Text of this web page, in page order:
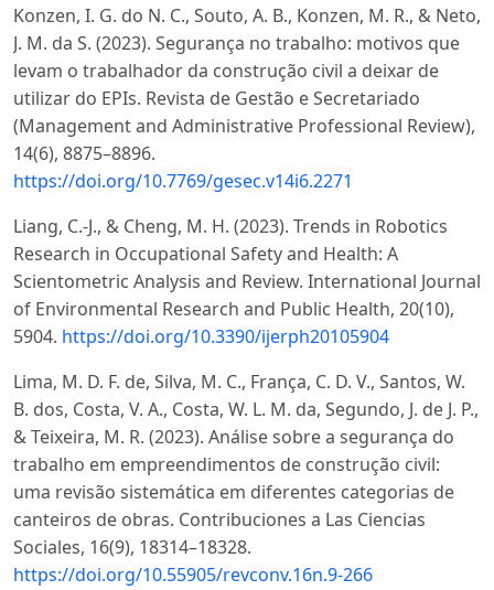
Konzen, I. G. do N. C., Souto, A. B., Konzen, M. R., & Neto,
J. M. da S. (2023). Segurança no trabalho: motivos que
levam o trabalhador da construção civil a deixar de
utilizar do EPIs. Revista de Gestão e Secretariado
(Management and Administrative Professional Review),
14(6), 8875–8896.
https://doi.org/10.7769/gesec.v14i6.2271
Liang, C.-J., & Cheng, M. H. (2023). Trends in Robotics
Research in Occupational Safety and Health: A
Scientometric Analysis and Review. International Journal
of Environmental Research and Public Health, 20(10),
5904. https://doi.org/10.3390/ijerph20105904
Lima, M. D. F. de, Silva, M. C., França, C. D. V., Santos, W.
B. dos, Costa, V. A., Costa, W. L. M. da, Segundo, J. de J. P.,
& Teixeira, M. R. (2023). Análise sobre a segurança do
trabalho em empreendimentos de construção civil:
uma revisão sistemática em diferentes categorias de
canteiros de obras. Contribuciones a Las Ciencias
Sociales, 16(9), 18314–18328.
https://doi.org/10.55905/revconv.16n.9-266